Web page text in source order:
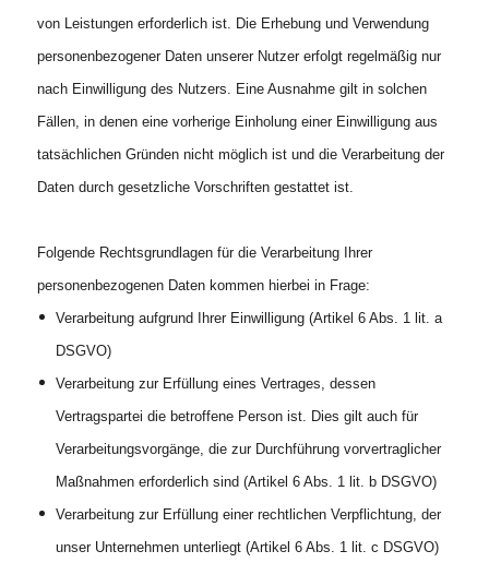
von Leistungen erforderlich ist. Die Erhebung und Verwendung
personenbezogener Daten unserer Nutzer erfolgt regelmäßig nur
nach Einwilligung des Nutzers. Eine Ausnahme gilt in solchen
Fällen, in denen eine vorherige Einholung einer Einwilligung aus
tatsächlichen Gründen nicht möglich ist und die Verarbeitung der
Daten durch gesetzliche Vorschriften gestattet ist.
Folgende Rechtsgrundlagen für die Verarbeitung Ihrer
personenbezogenen Daten kommen hierbei in Frage:
Verarbeitung aufgrund Ihrer Einwilligung (Artikel 6 Abs. 1 lit. a
DSGVO)
Verarbeitung zur Erfüllung eines Vertrages, dessen
Vertragspartei die betroffene Person ist. Dies gilt auch für
Verarbeitungsvorgänge, die zur Durchführung vorvertraglicher
Maßnahmen erforderlich sind (Artikel 6 Abs. 1 lit. b DSGVO)
Verarbeitung zur Erfüllung einer rechtlichen Verpflichtung, der
unser Unternehmen unterliegt (Artikel 6 Abs. 1 lit. c DSGVO)